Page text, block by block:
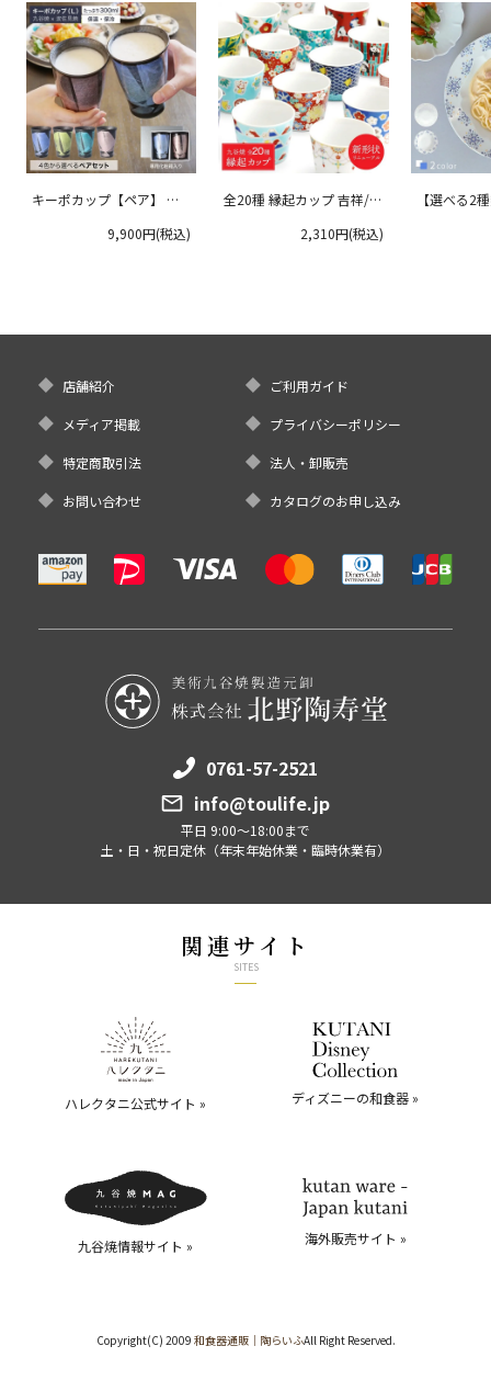
キーポカップ【ペア】 ラ
9,900円(税込)
全20種 縁起カップ 吉祥/青
2,310円(税込)
【選べる2
店舗紹介 ご利用ガイド
メディア掲載 プライバシーポリシー
特定商取引法 法人・卸販売
お問い合わせ カタログのお申し込み
0761-57-2521
info@toulife.jp
平日 9:00～18:00まで
土・日・祝日定休（年末年始休業・臨時休業有）
関連サイト
SITES
ハレクタニ公式サイト » ディズニーの和食器 »
九谷焼情報サイト » 海外販売サイト »
Copyright(C) 2009 和食器通販｜陶らいふAll Right Reserved.